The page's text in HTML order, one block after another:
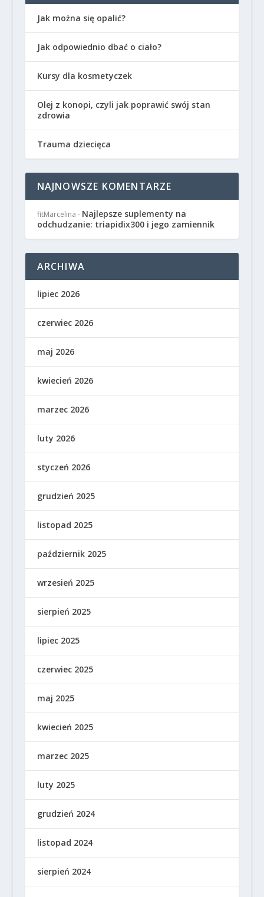
Jak można się opalić?
Jak odpowiednio dbać o ciało?
Kursy dla kosmetyczek
Olej z konopi, czyli jak poprawić swój stan
zdrowia
Trauma dziecięca
NAJNOWSZE KOMENTARZE
fitMarcelina - Najlepsze suplementy na
odchudzanie: triapidix300 i jego zamiennik
ARCHIWA
lipiec 2026
czerwiec 2026
maj 2026
kwiecień 2026
marzec 2026
luty 2026
styczeń 2026
grudzień 2025
listopad 2025
październik 2025
wrzesień 2025
sierpień 2025
lipiec 2025
czerwiec 2025
maj 2025
kwiecień 2025
marzec 2025
luty 2025
grudzień 2024
listopad 2024
sierpień 2024